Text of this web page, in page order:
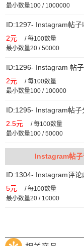
最小数量100 / 1000000
ID:1297- Instagram帖子
2元 /每100数量
最小数量20 / 50000
ID:1296- Instagram 帖
2元 /每100数量
最小数量100 / 100000
ID:1295- Instagram帖
2.5元 /每100数量
最小数量100 / 50000
Instagram帖
ID:1304- Instagram评
5元 /每100数量
最小数量20 / 10000